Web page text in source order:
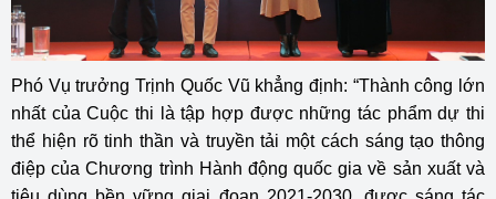
Phó Vụ trưởng Trịnh Quốc Vũ khẳng định: “Thành công lớn
nhất của Cuộc thi là tập hợp được những tác phẩm dự thi
thể hiện rõ tinh thần và truyền tải một cách sáng tạo thông
điệp của Chương trình Hành động quốc gia về sản xuất và